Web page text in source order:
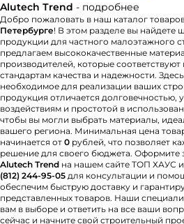
Alutech Тrend - подробнее
Добро пожаловать в наш каталог
Петербурге! В этом разделе вы найдете
продукции для частного малоэтажного
предлагаем высококачественные
производителей, которые
стандартам качества и надежности.
необходимое для реализации ваших
продукция отличается долговечностью,
воздействиям и простотой в
чтобы вы могли выбрать материалы,
вашего региона. Минимальная цена
начинается от 0 рублей, что позволяет
решение для своего бюджета. Оформите
Alutech Тrend на нашем сайте ТОП ХАУС
(812) 244-95-05 для консультации и
обеспечим быструю доставку и
представленных товаров. Наши
вам в выборе и ответить на все ваши
сейчас и начните свой строительный